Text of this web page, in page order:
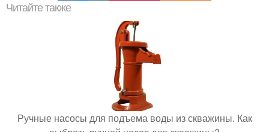
Читайте также
Ручные насосы для подъема воды из скважины. Как